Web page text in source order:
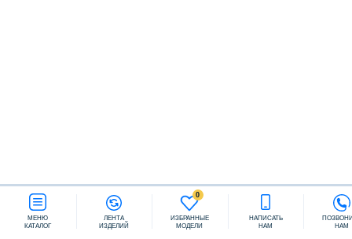
Заказать звонок
МЕНЮ
КАТАЛОГ
ЛЕНТА
ИЗДЕЛИЙ
0
ИЗБРАННЫЕ
МОДЕЛИ
НАПИСАТЬ
НАМ
НАМ